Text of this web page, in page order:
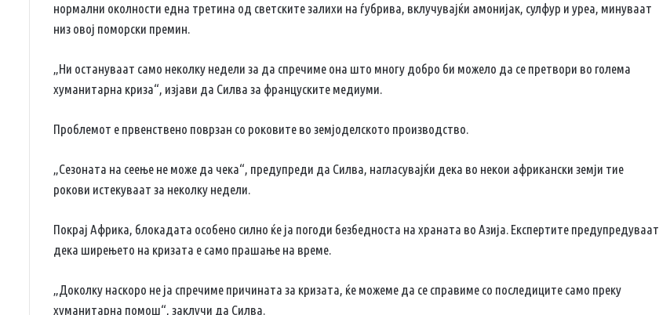
нормални околности една третина од светските залихи на ѓубрива, вклучувајќи амонијак, сулфур и уреа, минуваат
низ овој поморски премин.
„Ни остануваат само неколку недели за да спречиме она што многу добро би можело да се претвори во голема
хуманитарна криза“, изјави да Силва за француските медиуми.
Проблемот е првенствено поврзан со роковите во земјоделското производство.
„Сезоната на сеење не може да чека“, предупреди да Силва, нагласувајќи дека во некои африкански земји тие
рокови истекуваат за неколку недели.
Покрај Африка, блокадата особено силно ќе ја погоди безбедноста на храната во Азија. Експертите предупредуваат
дека ширењето на кризата е само прашање на време.
„Доколку наскоро не ја спречиме причината за кризата, ќе можеме да се справиме со последиците само преку
хуманитарна помош“, заклучи да Силва.